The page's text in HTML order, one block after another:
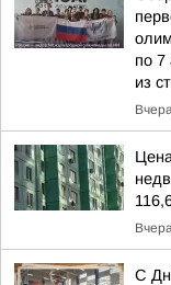
по 7
из
С